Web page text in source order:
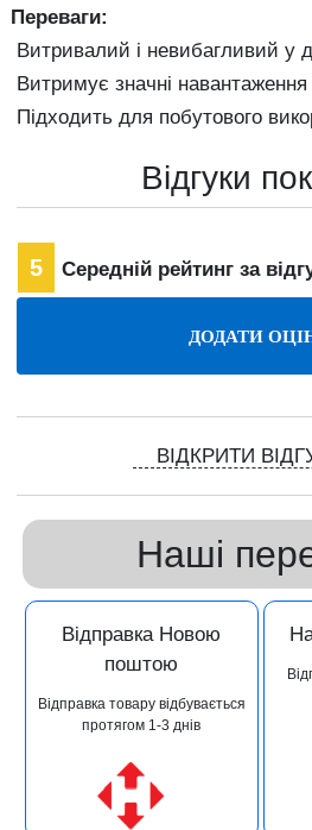
Переваги:
Витривалий і невибагливий у
Витримує значні навантаження
Підходить для побутового
Відгуки
5 Середній рейтинг за
ВІДКРИТИ
Наші
Відправка Новою
поштою
Відправка товару відбувається
протягом 1-3 днів